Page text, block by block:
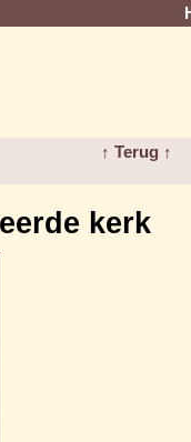
↑ Terug ↑
kerk